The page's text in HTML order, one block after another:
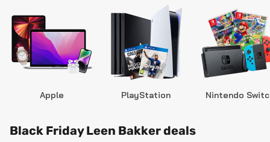
Apple PlayStation Nintendo
Black Friday Leen Bakker deals